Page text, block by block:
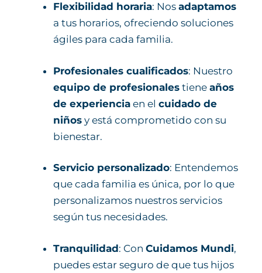
Flexibilidad horaria: Nos adaptamos
a tus horarios, ofreciendo soluciones
ágiles para cada familia.
Profesionales cualificados: Nuestro
equipo de profesionales tiene años
de experiencia en el cuidado de
niños y está comprometido con su
bienestar.
Servicio personalizado: Entendemos
que cada familia es única, por lo que
personalizamos nuestros servicios
según tus necesidades.
Tranquilidad: Con Cuidamos Mundi,
puedes estar seguro de que tus hijos